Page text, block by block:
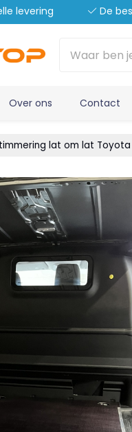
levering De
Over ons Contact
lat om lat Toyota